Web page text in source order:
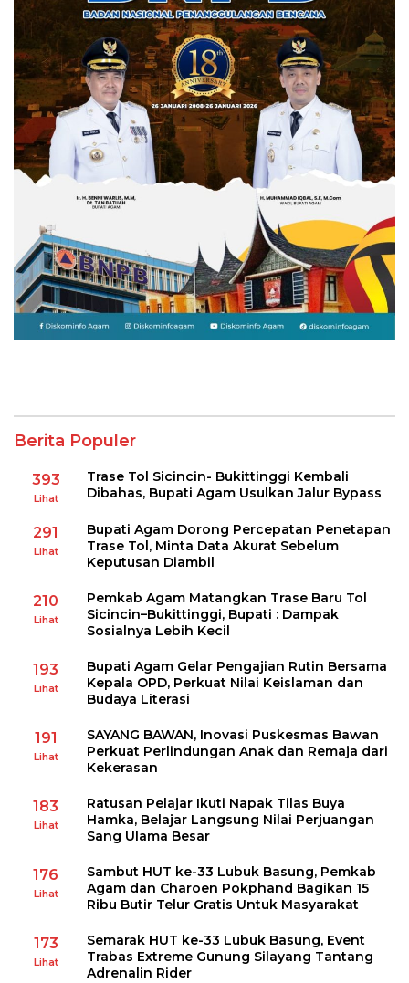
Berita Populer
393
Lihat
Trase Tol Sicincin- Bukittinggi Kembali
Dibahas, Bupati Agam Usulkan Jalur Bypass
291
Lihat
Bupati Agam Dorong Percepatan Penetapan
Trase Tol, Minta Data Akurat Sebelum
Keputusan Diambil
210
Lihat
Pemkab Agam Matangkan Trase Baru Tol
Sicincin–Bukittinggi, Bupati : Dampak
Sosialnya Lebih Kecil
193
Lihat
Bupati Agam Gelar Pengajian Rutin Bersama
Kepala OPD, Perkuat Nilai Keislaman dan
Budaya Literasi
191
Lihat
SAYANG BAWAN, Inovasi Puskesmas Bawan
Perkuat Perlindungan Anak dan Remaja dari
Kekerasan
183
Lihat
Ratusan Pelajar Ikuti Napak Tilas Buya
Hamka, Belajar Langsung Nilai Perjuangan
Sang Ulama Besar
176
Lihat
Sambut HUT ke-33 Lubuk Basung, Pemkab
Agam dan Charoen Pokphand Bagikan 15
Ribu Butir Telur Gratis Untuk Masyarakat
173
Lihat
Semarak HUT ke-33 Lubuk Basung, Event
Trabas Extreme Gunung Silayang Tantang
Adrenalin Rider